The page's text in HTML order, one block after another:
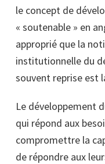
le concept de
« soutenable » en
approprié que la
institutionnelle du
souvent reprise est
Le développement
qui répond aux
compromettre la
de répondre aux